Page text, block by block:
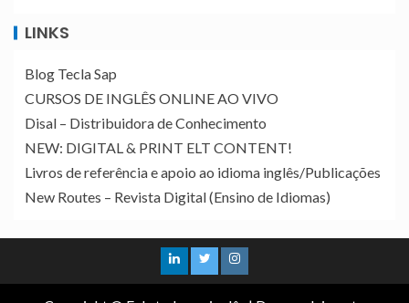
LINKS
Blog Tecla Sap
CURSOS DE INGLÊS ONLINE AO VIVO
Disal – Distribuidora de Conhecimento
NEW: DIGITAL & PRINT ELT CONTENT!
Livros de referência e apoio ao idioma inglês/Publicações
New Routes – Revista Digital (Ensino de Idiomas)